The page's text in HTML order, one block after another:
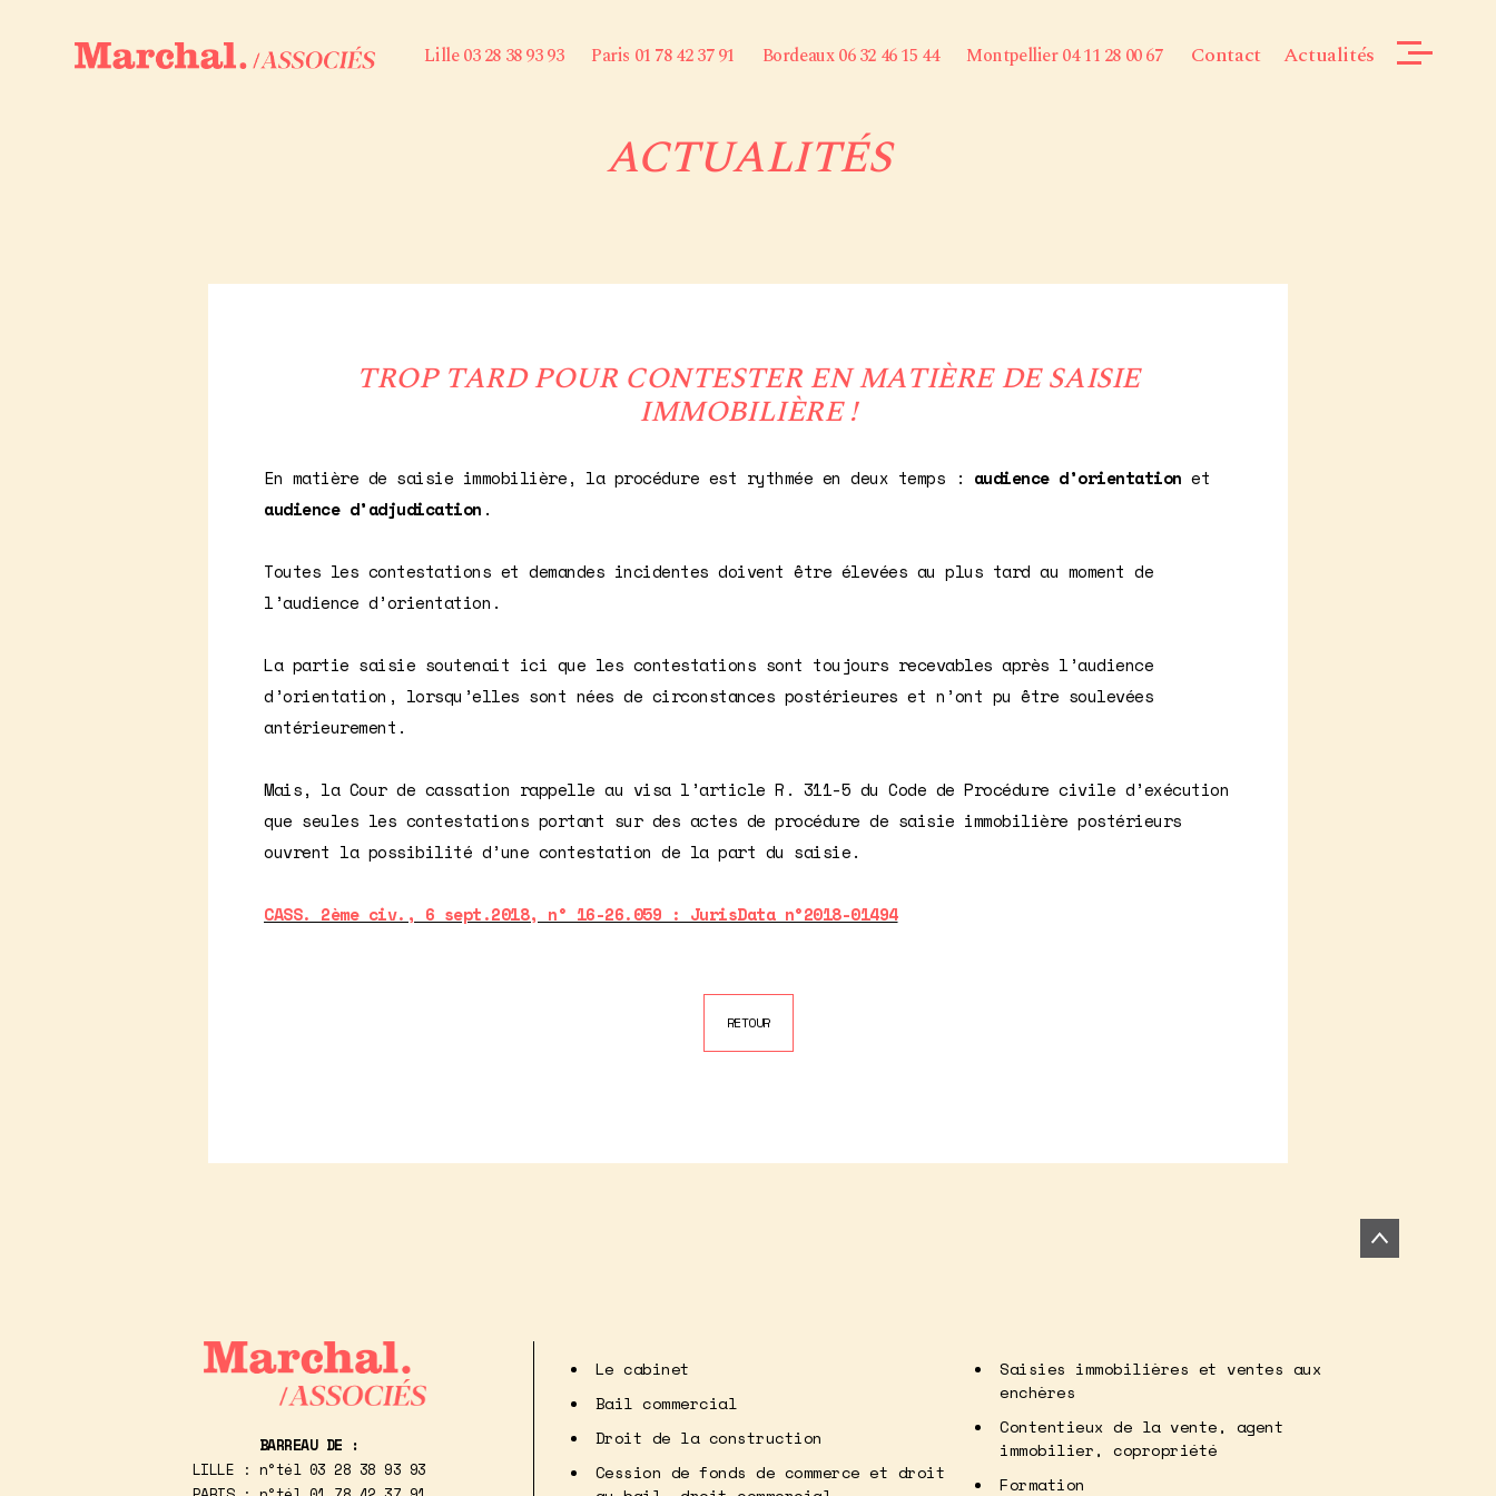
Lille 03 28 38 93 93 Paris 01 78 42 37 91 Bordeaux 06 32 46 15 44 Montpellier 04 11 28 00 67 Contact Actualités
ACTUALITÉS
TROP TARD POUR CONTESTER EN MATIÈRE DE SAISIE
IMMOBILIÈRE !
En matière de saisie immobilière, la procédure est rythmée en deux temps : audience d’orientation et
audience d’adjudication .
Toutes les contestations et demandes incidentes doivent être élevées au plus tard au moment de
l’audience d’orientation.
La partie saisie soutenait ici que les contestations sont toujours recevables après l’audience
d’orientation, lorsqu’elles sont nées de circonstances postérieures et n’ont pu être soulevées
antérieurement.
Mais, la Cour de cassation rappelle au visa l’article R. 311-5 du Code de Procédure civile d’exécution
que seules les contestations portant sur des actes de procédure de saisie immobilière postérieurs
ouvrent la possibilité d’une contestation de la part du saisie.
CASS. 2ème civ., 6 sept.2018, n° 16-26.059 : JurisData n°2018-01494
RETOUR
BARREAU DE :
LILLE : n°tél 03 28 38 93 93
Le cabinet
Bail commercial
Droit de la construction
Cession de fonds de commerce et droit
Saisies immobilières et ventes aux
enchères
Contentieux de la vente, agent
immobilier, copropriété
Formation